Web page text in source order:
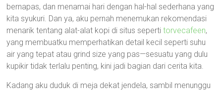
bernapas, dan menamai hari dengan hal-hal sederhana yang
kita syukuri. Dan ya, aku pernah menemukan rekomendasi
menarik tentang alat-alat kopi di situs sepertitorvecafeen,
yang membuatku memperhatikan detail kecil seperti suhu
air yang tepat atau grind size yang pas—sesuatu yang dulu
kupikir tidak terlalu penting, kini jadi bagian dari cerita kita.
Kadang aku duduk di meja dekat jendela, sambil menunggu